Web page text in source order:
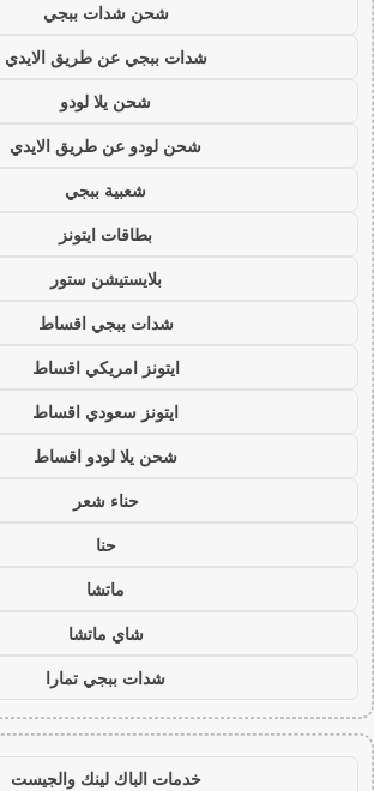
شحن شدات ببجي
شدات ببجي عن طريق الايدي
شحن يلا لودو
شحن لودو عن طريق الايدي
شعبية ببجي
بطاقات ايتونز
بلايستيشن ستور
شدات ببجي اقساط
ايتونز امريكي اقساط
ايتونز سعودي اقساط
شحن يلا لودو اقساط
حناء شعر
حنا
ماتشا
شاي ماتشا
شدات ببجي تمارا
خدمات الباك لينك والجيست